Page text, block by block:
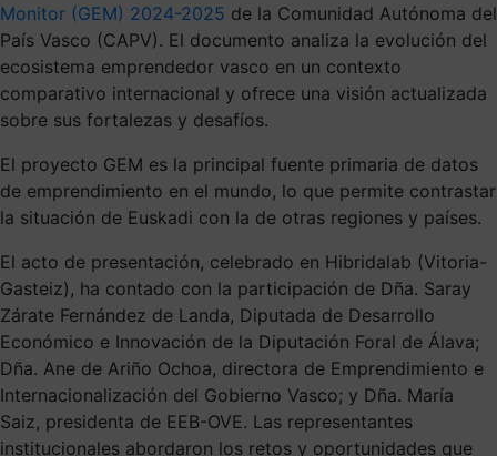
Monitor (GEM) 2024-2025 de la Comunidad Autónoma del
País Vasco (CAPV). El documento analiza la evolución del
ecosistema emprendedor vasco en un contexto
comparativo internacional y ofrece una visión actualizada
sobre sus fortalezas y desafíos.
El proyecto GEM es la principal fuente primaria de datos
de emprendimiento en el mundo, lo que permite contrastar
la situación de Euskadi con la de otras regiones y países.
El acto de presentación, celebrado en Hibridalab (Vitoria-
Gasteiz), ha contado con la participación de Dña. Saray
Zárate Fernández de Landa, Diputada de Desarrollo
Económico e Innovación de la Diputación Foral de Álava;
Dña. Ane de Ariño Ochoa, directora de Emprendimiento e
Internacionalización del Gobierno Vasco; y Dña. María
Saiz, presidenta de EEB-OVE. Las representantes
institucionales abordaron los retos y oportunidades que